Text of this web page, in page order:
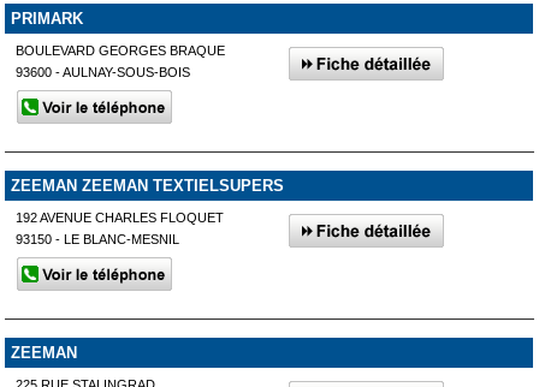
PRIMARK
BOULEVARD GEORGES BRAQUE
93600 - AULNAY-SOUS-BOIS
ZEEMAN ZEEMAN TEXTIELSUPERS
192 AVENUE CHARLES FLOQUET
93150 - LE BLANC-MESNIL
ZEEMAN